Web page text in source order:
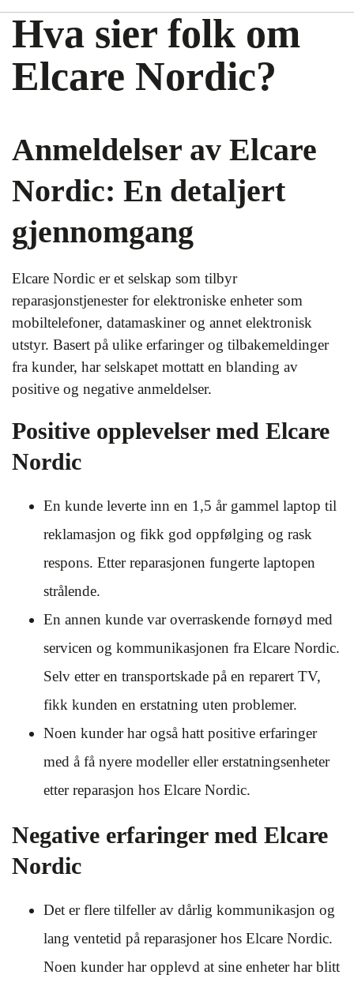
Hva sier folk om
Elcare Nordic?
Anmeldelser av Elcare
Nordic: En detaljert
gjennomgang
Elcare Nordic er et selskap som tilbyr
reparasjonstjenester for elektroniske enheter som
mobiltelefoner, datamaskiner og annet elektronisk
utstyr. Basert på ulike erfaringer og tilbakemeldinger
fra kunder, har selskapet mottatt en blanding av
positive og negative anmeldelser.
Positive opplevelser med Elcare
Nordic
En kunde leverte inn en 1,5 år gammel laptop til
reklamasjon og fikk god oppfølging og rask
respons. Etter reparasjonen fungerte laptopen
strålende.
En annen kunde var overraskende fornøyd med
servicen og kommunikasjonen fra Elcare Nordic.
Selv etter en transportskade på en reparert TV,
fikk kunden en erstatning uten problemer.
Noen kunder har også hatt positive erfaringer
med å få nyere modeller eller erstatningsenheter
etter reparasjon hos Elcare Nordic.
Negative erfaringer med Elcare
Nordic
Det er flere tilfeller av dårlig kommunikasjon og
lang ventetid på reparasjoner hos Elcare Nordic.
Noen kunder har opplevd at sine enheter har blitt